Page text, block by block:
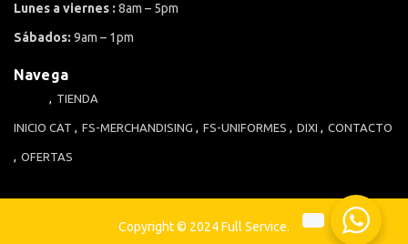
Lunes a viernes : 8am – 5pm
Sábados: 9am – 1pm
Navega
INICIO
TIENDA
CAT FS-MERCHANDISING FS-UNIFORMES DIXI CONTACTO
OFERTAS
Copyright © 2024 Full Service.